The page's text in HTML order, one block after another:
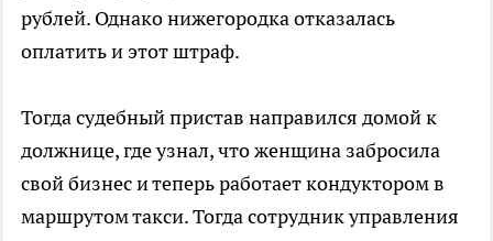
рублей. Однако нижегородка отказалась
оплатить и этот штраф.
Тогда судебный пристав направился домой к
должнице, где узнал, что женщина забросила
свой бизнес и теперь работает кондуктором в
маршрутом такси. Тогда сотрудник управления